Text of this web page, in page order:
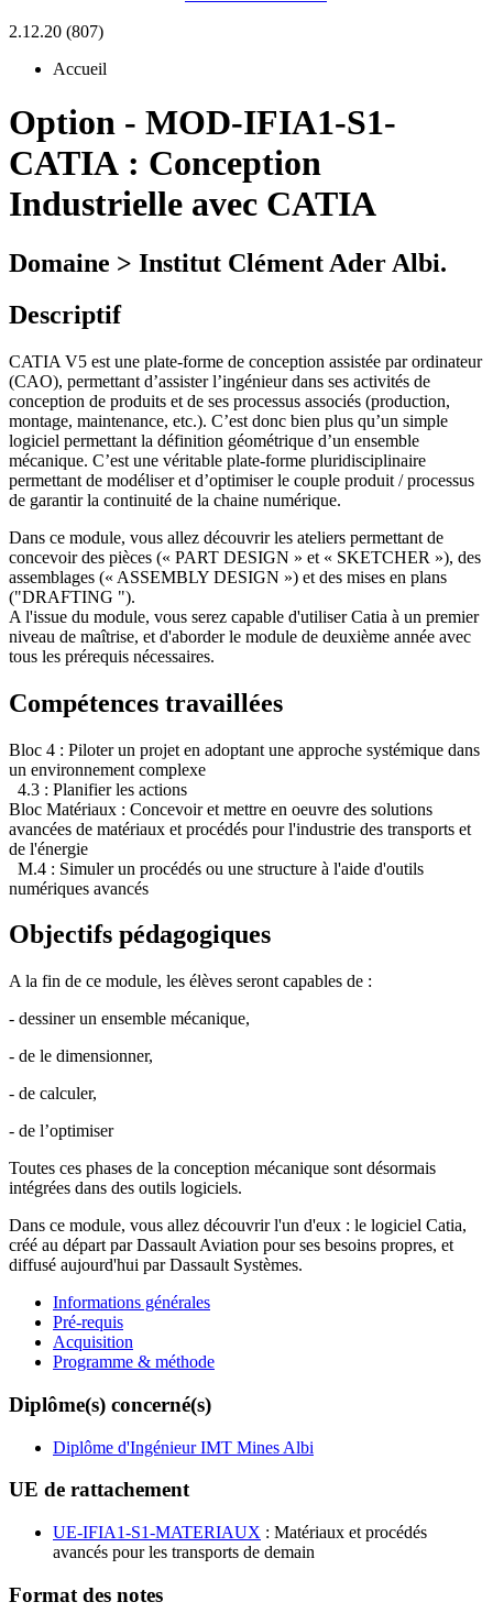
2.12.20 (807)
Accueil
Option - MOD-IFIA1-S1-
CATIA : Conception
Industrielle avec CATIA
Domaine > Institut Clément Ader Albi.
Descriptif
CATIA V5 est une plate-forme de conception assistée par ordinateur
(CAO), permettant d’assister l’ingénieur dans ses activités de
conception de produits et de ses processus associés (production,
montage, maintenance, etc.). C’est donc bien plus qu’un simple
logiciel permettant la définition géométrique d’un ensemble
mécanique. C’est une véritable plate-forme pluridisciplinaire
permettant de modéliser et d’optimiser le couple produit / processus
de garantir la continuité de la chaine numérique.
Dans ce module, vous allez découvrir les ateliers permettant de
concevoir des pièces (« PART DESIGN » et « SKETCHER »), des
assemblages (« ASSEMBLY DESIGN ») et des mises en plans
("DRAFTING ").
A l'issue du module, vous serez capable d'utiliser Catia à un premier
niveau de maîtrise, et d'aborder le module de deuxième année avec
tous les prérequis nécessaires.
Compétences travaillées
Bloc 4 : Piloter un projet en adoptant une approche systémique dans
un environnement complexe
4.3 : Planifier les actions
Bloc Matériaux : Concevoir et mettre en oeuvre des solutions
avancées de matériaux et procédés pour l'industrie des transports et
de l'énergie
M.4 : Simuler un procédés ou une structure à l'aide d'outils
numériques avancés
Objectifs pédagogiques
A la fin de ce module, les élèves seront capables de :
- dessiner un ensemble mécanique,
- de le dimensionner,
- de calculer,
- de l’optimiser
Toutes ces phases de la conception mécanique sont désormais
intégrées dans des outils logiciels.
Dans ce module, vous allez découvrir l'un d'eux : le logiciel Catia,
créé au départ par Dassault Aviation pour ses besoins propres, et
diffusé aujourd'hui par Dassault Systèmes.
Informations générales
Pré-requis
Acquisition
Programme & méthode
Diplôme(s) concerné(s)
Diplôme d'Ingénieur IMT Mines Albi
UE de rattachement
UE-IFIA1-S1-MATERIAUX : Matériaux et procédés
avancés pour les transports de demain
Format des notes